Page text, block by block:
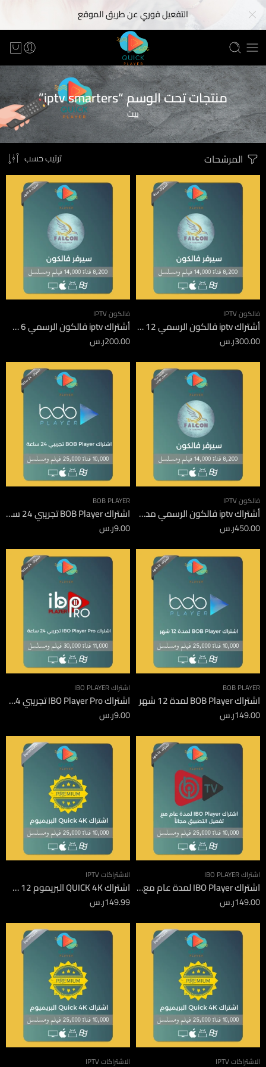
التفعيل فوري عن طريق الموقع
منتجات تحت الوسم “iptv smarters”
بيت
المرشحات ترتيب حسب
فالكون IPTV
أشتراك iptv فالكون الرسمي 12 شهر
300.00ر.س
فالكون IPTV
أشتراك iptv فالكون الرسمي 6 شهور
200.00ر.س
فالكون IPTV
أشتراك iptv فالكون الرسمي مدة 12 شهر جهازين
450.00ر.س
BOB PLAYER
اشتراك BOB Player تجريبي 24 ساعة
9.00ر.س
BOB PLAYER
اشتراك BOB Player لمدة 12 شهر
149.00ر.س
اشتراك IBO PLAYER
اشتراك IBO Player Pro تجريبي 24 ساعة
9.00ر.س
اشتراك IBO PLAYER
اشتراك IBO Player لمدة عام مع تفعيل التطبيق مجاناً
149.00ر.س
الاشتراكات IPTV
اشتراك QUICK 4K البريموم 12 شهر
149.99ر.س
الاشتراكات IPTV الاشتراكات IPTV